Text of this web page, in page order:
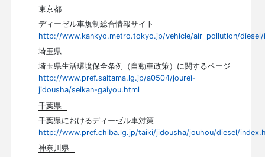
東京都
ディーゼル車規制総合情報サイト
http://www.kankyo.metro.tokyo.jp/vehicle/air_pollution/
埼玉県
埼玉県生活環境保全条例（自動車政策）に関するページ
http://www.pref.saitama.lg.jp/a0504/jourei-
jidousha/seikan-gaiyou.html
千葉県
千葉県におけるディーゼル車対策
http://www.pref.chiba.lg.jp/taiki/jidousha/jouhou/diesel/
神奈川県